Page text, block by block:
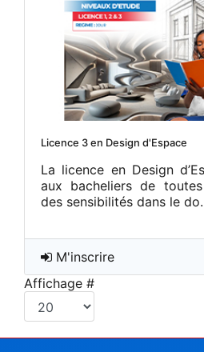
Licence 3 en Design d'Espace
La licence en Design
aux bacheliers de
des sensibilités dans le
M'inscrire
Affichage #